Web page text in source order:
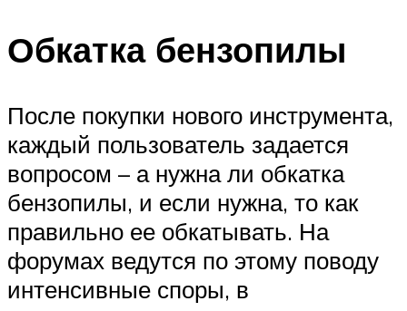
Обкатка бензопилы
После покупки нового инструмента,
каждый пользователь задается
вопросом – а нужна ли обкатка
бензопилы, и если нужна, то как
правильно ее обкатывать. На
форумах ведутся по этому поводу
интенсивные споры, в